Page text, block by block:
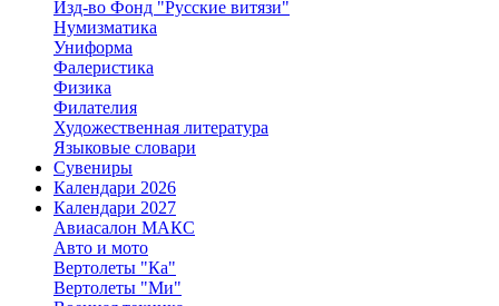
Изд-во Фонд "Русские витязи"
Нумизматика
Униформа
Фалеристика
Физика
Филателия
Художественная литература
Языковые словари
Сувениры
Календари 2026
Календари 2027
Авиасалон МАКС
Авто и мото
Вертолеты "Ка"
Вертолеты "Ми"